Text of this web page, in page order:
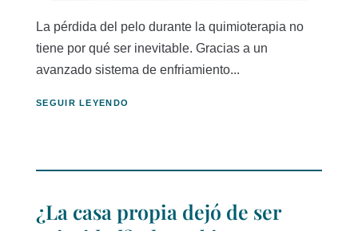
La pérdida del pelo durante la quimioterapia no
tiene por qué ser inevitable. Gracias a un
avanzado sistema de enfriamiento...
SEGUIR LEYENDO
¿La casa propia dejó de ser